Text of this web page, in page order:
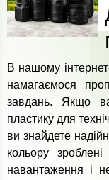
В нашому
намагаємося
завдань. Якщо
пластику для
ви знайдете
кольору
навантаження і